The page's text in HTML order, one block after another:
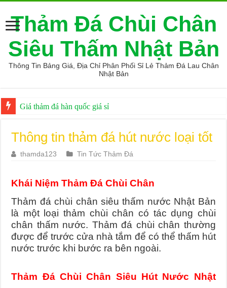
Thảm Đá Chùi Chân
Siêu Thấm Nhật Bản
Thông Tin Bảng Giá, Địa Chỉ Phân Phối Sỉ Lẻ Thảm Đá Lau Chân
Nhật Bản
Giá thảm đá hàn quốc giá sỉ
Thông tin thảm đá hút nước loại tốt
thamda123 Tin Tức Thảm Đá
Khái Niệm Thảm Đá Chùi Chân
Thảm đá chùi chân siêu thấm nước Nhật Bản
là một loại thảm chùi chân có tác dụng chùi
chân thấm nước. Thảm đá chùi chân thường
được để trước cửa nhà tắm để có thể thấm hút
nước trước khi bước ra bên ngoài.
Thảm Đá Chùi Chân Siêu Hút Nước Nhật